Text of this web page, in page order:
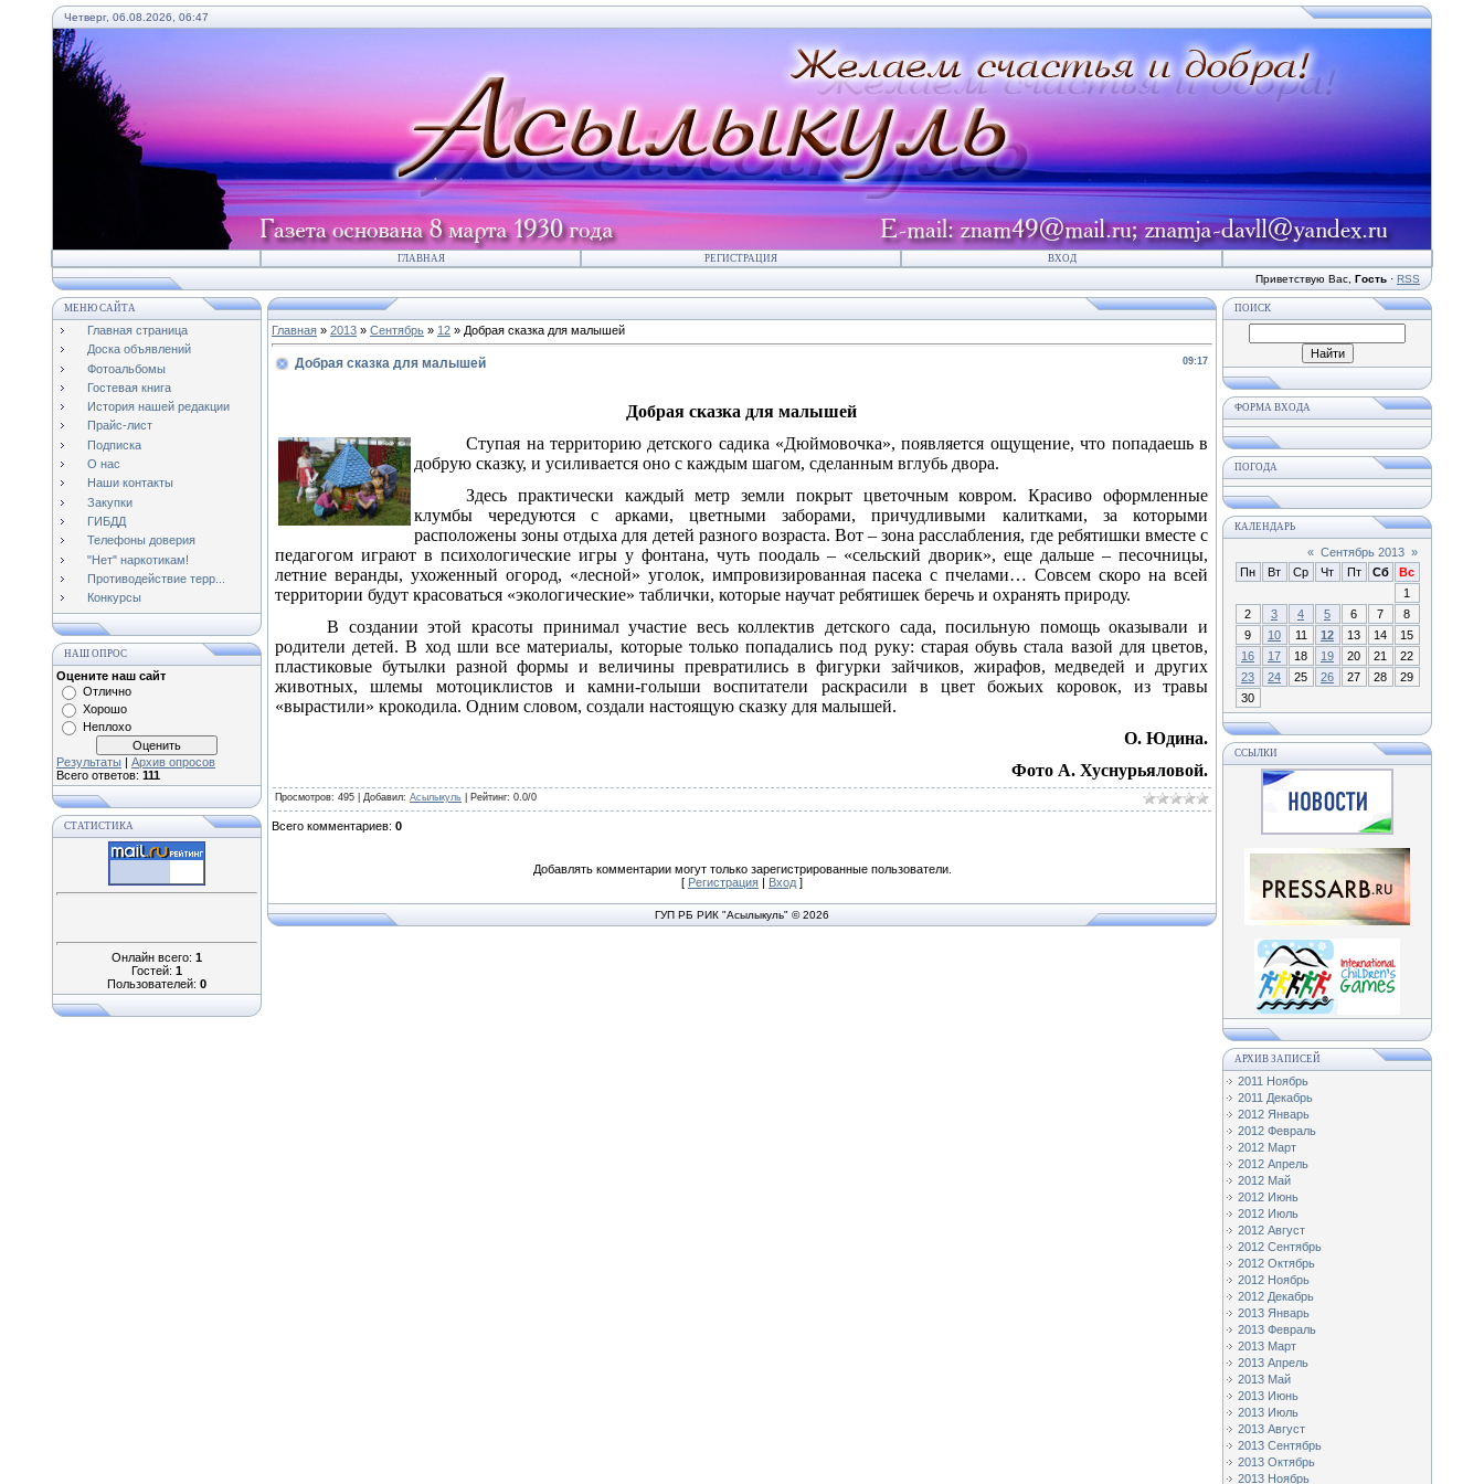
Четверг, 06.08.2026, 06:47
ГЛАВНАЯ РЕГИСТРАЦИЯ ВХОД
Приветствую Вас Гость · RSS
МЕНЮ САЙТА
Главная страница
Доска объявлений
Фотоальбомы
Гостевая книга
История нашей редакции
Прайс-лист
Подписка
О нас
Наши контакты
Закупки
ГИБДД
Телефоны доверия
"Нет" наркотикам!
Противодействие терр...
Конкурсы
НАШ ОПРОС
Оцените наш сайт
Отлично
Хорошо
Неплохо
Результаты | Архив опросов
Всего ответов: 111
СТАТИСТИКА
Онлайн всего: 1
Гостей: 1
Пользователей: 0
Главная » 2013 » Сентябрь » 12 » Добрая сказка для малышей
09:17
Добрая сказка для малышей
Добрая сказка для малышей
Ступая на территорию детского садика «Дюймовочка», появляется ощущение, что попадаешь в
добрую сказку, и усиливается оно с каждым шагом, сделанным вглубь двора.
Здесь практически каждый метр земли покрыт цветочным ковром. Красиво оформленные
клумбы чередуются с арками, цветными заборами, причудливыми калитками, за которыми
расположены зоны отдыха для детей разного возраста. Вот – зона расслабления, где ребятишки вместе с
педагогом играют в психологические игры у фонтана, чуть поодаль – «сельский дворик», еще дальше – песочницы,
летние веранды, ухоженный огород, «лесной» уголок, импровизированная пасека с пчелами… Совсем скоро на всей
территории будут красоваться «экологические» таблички, которые научат ребятишек беречь и охранять природу.
В создании этой красоты принимал участие весь коллектив детского сада, посильную помощь оказывали и
родители детей. В ход шли все материалы, которые только попадались под руку: старая обувь стала вазой для цветов,
пластиковые бутылки разной формы и величины превратились в фигурки зайчиков, жирафов, медведей и других
животных, шлемы мотоциклистов и камни-голыши воспитатели раскрасили в цвет божьих коровок, из травы
«вырастили» крокодила. Одним словом, создали настоящую сказку для малышей.
О. Юдина.
Фото А. Хуснурьяловой.
Просмотров: 495 | Добавил: Асылыкуль Рейтинг: 0.0/0
Всего комментариев: 0
Добавлять комментарии могут только зарегистрированные пользователи.
[ Регистрация | Вход ]
ГУП РБ РИК "Асылыкуль" © 2026
ПОИСК
ФОРМА ВХОДА
ПОГОДА
КАЛЕНДАРЬ
« Сентябрь 2013 »
Пн
Вт Ср Чт Пт Сб
Вс
1
2
3 4 5 6 7
8
9
10 11 12 13 14
15
16
17 18 19 20 21
22
23
24 25 26 27 28
29
30
ССЫЛКИ
АРХИВ ЗАПИСЕЙ
2011 Ноябрь
2011 Декабрь
2012 Январь
2012 Февраль
2012 Март
2012 Апрель
2012 Май
2012 Июнь
2012 Июль
2012 Август
2012 Сентябрь
2012 Октябрь
2012 Ноябрь
2012 Декабрь
2013 Январь
2013 Февраль
2013 Март
2013 Апрель
2013 Май
2013 Июнь
2013 Июль
2013 Август
2013 Сентябрь
2013 Октябрь
2013 Ноябрь